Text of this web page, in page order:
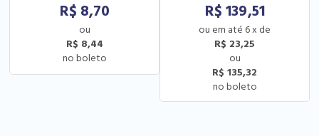
R$ 8,70
R$ 8,44
R$ 139,51
6x de
R$ 23,25
R$ 135,32